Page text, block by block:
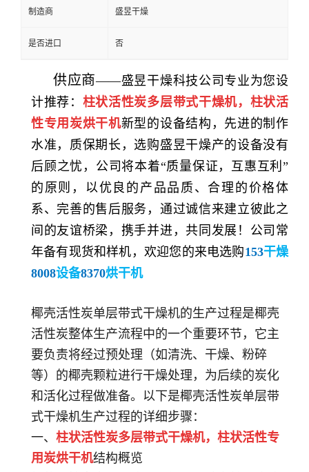
制造商 盛昱干燥
是否进口 否
供应商——盛昱干燥科技公司专业为您设
计推荐 ： 柱状活性炭多层带式干燥机， 柱状活
性专用炭烘干机新型的设备结构，先进的制作
水准，质保期长，选购盛昱干燥产的设备没有
后顾之忧，公司将本着“质量保证 ，互惠互利”
的 原则 ，以优良的产品品质、合理的价格体
系、完善的售后服务，通过诚信来建立彼此之
间的友谊桥梁， 携手并进 ，共同发展！公司常
年备有现货和样机，欢迎您的来电选购153干燥
8008设备8370烘干机
椰壳活性炭单层带式干燥机的生产过程是椰壳
活性炭整体生产流程中的一个重要环节，它主
要负责将经过预处理（如清洗、干燥、粉碎
等）的椰壳颗粒进行干燥处理，为后续的炭化
和活化过程做准备。以下是椰壳活性炭单层带
式干燥机生产过程的详细步骤：
一、 柱状活性炭多层带式干燥机， 柱状活性专
用炭烘干机结构概览